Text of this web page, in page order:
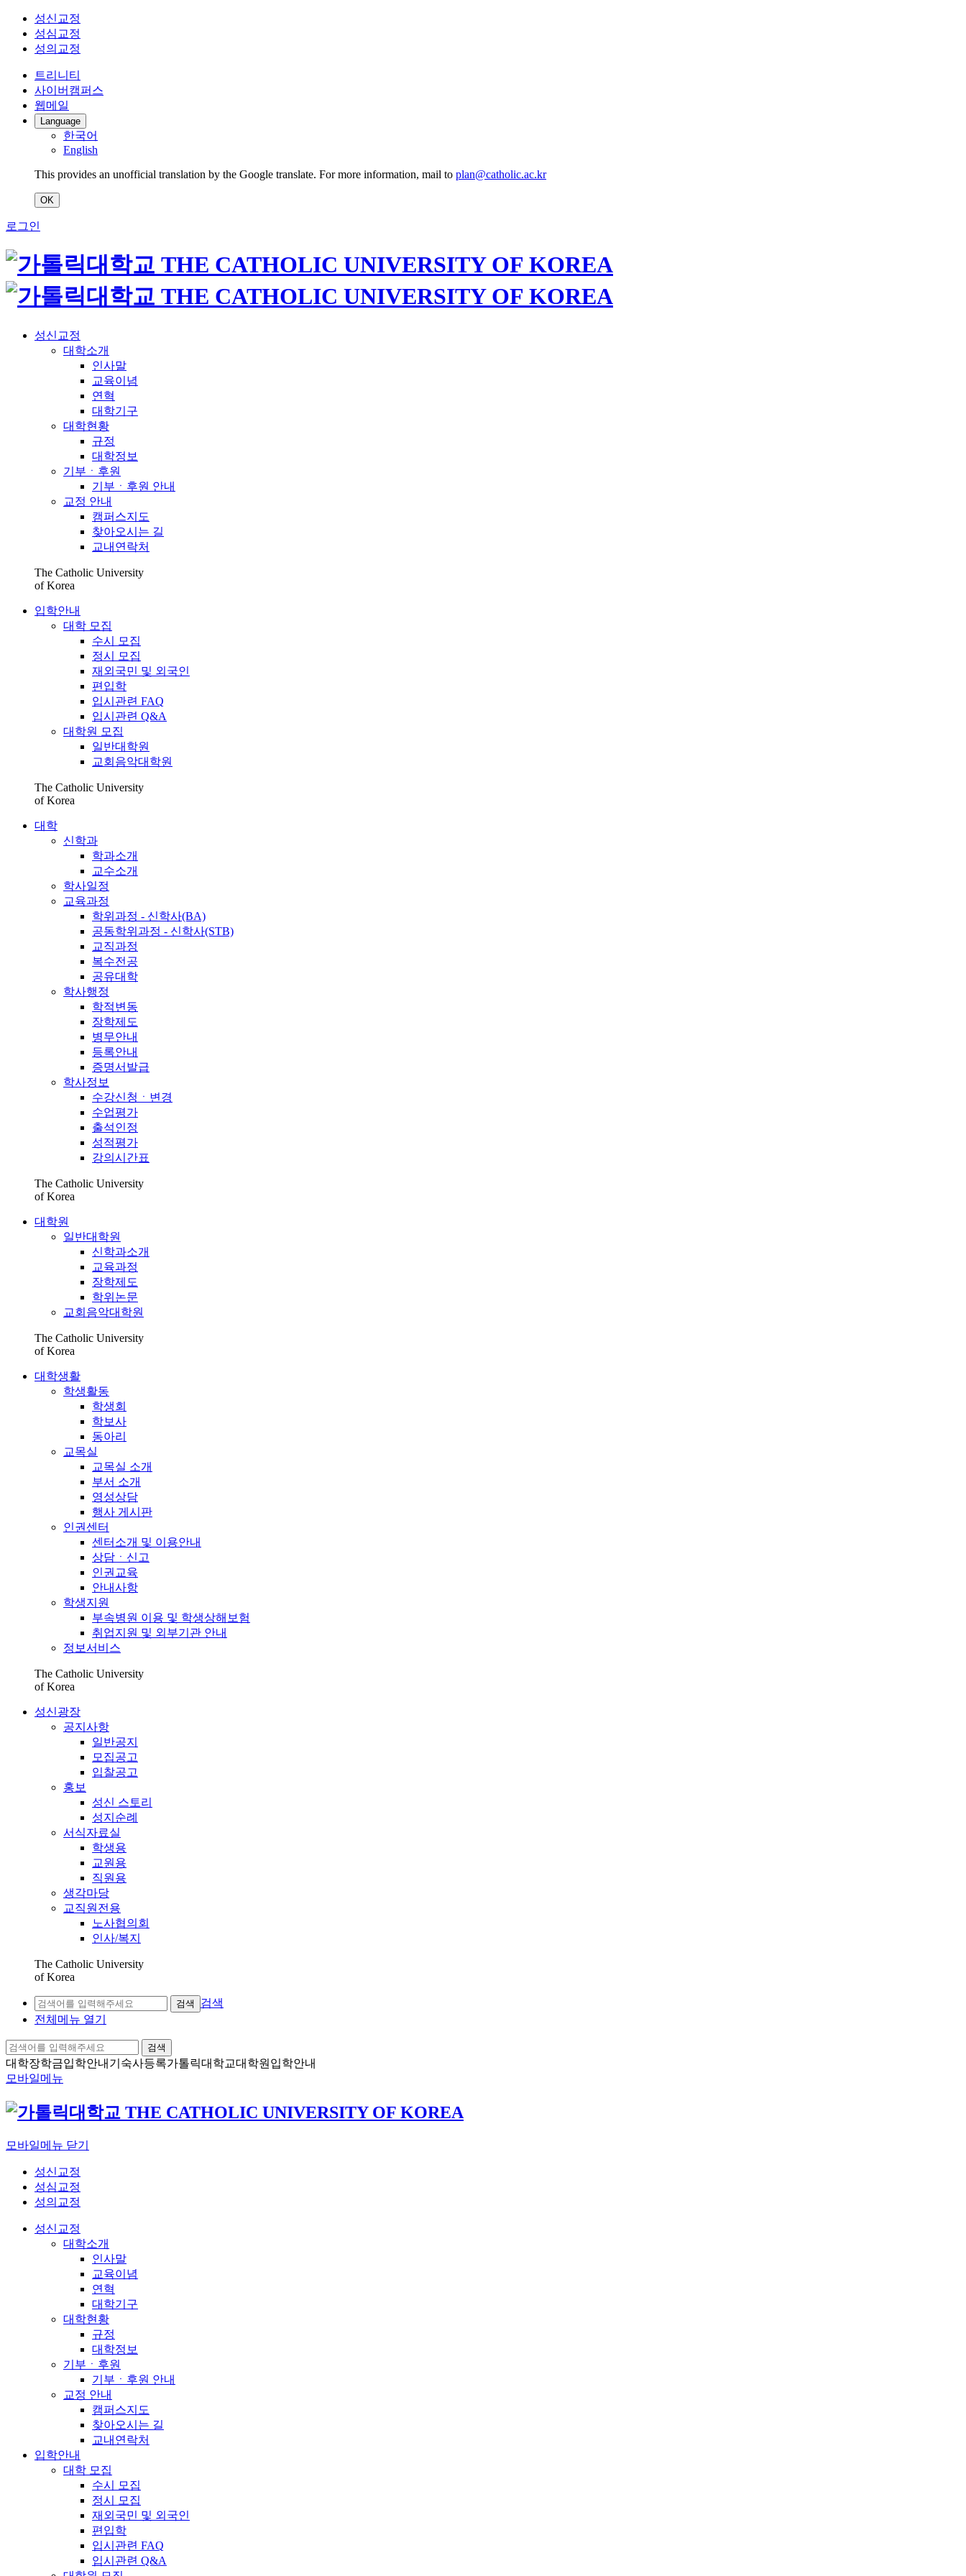
성신교정
성심교정
성의교정
트리니티
사이버캠퍼스
웹메일
Language
한국어
English
This provides an unofficial translation by the Google translate. For more information, mail to plan@catholic.ac.kr
OK
로그인
성신교정
대학소개
인사말
교육이념
연혁
대학기구
대학현황
규정
대학정보
기부ㆍ후원
기부ㆍ후원 안내
교정 안내
캠퍼스지도
찾아오시는 길
교내연락처
The Catholic University
of Korea
입학안내
대학 모집
수시 모집
정시 모집
재외국민 및 외국인
편입학
입시관련 FAQ
입시관련 Q&A
대학원 모집
일반대학원
교회음악대학원
The Catholic University
of Korea
대학
신학과
학과소개
교수소개
학사일정
교육과정
학위과정 - 신학사(BA)
공동학위과정 - 신학사(STB)
교직과정
복수전공
공유대학
학사행정
학적변동
장학제도
병무안내
등록안내
증명서발급
학사정보
수강신청ㆍ변경
수업평가
출석인정
성적평가
강의시간표
The Catholic University
of Korea
대학원
일반대학원
신학과소개
교육과정
장학제도
학위논문
교회음악대학원
The Catholic University
of Korea
대학생활
학생활동
학생회
학보사
동아리
교목실
교목실 소개
부서 소개
영성상담
행사 게시판
인권센터
센터소개 및 이용안내
상담ㆍ신고
인권교육
안내사항
학생지원
부속병원 이용 및 학생상해보험
취업지원 및 외부기관 안내
정보서비스
The Catholic University
of Korea
성신광장
공지사항
일반공지
모집공고
입찰공고
홍보
성신 스토리
성지순례
서식자료실
학생용
교원용
직원용
생각마당
교직원전용
노사협의회
인사/복지
The Catholic University
of Korea
검색
검색
전체메뉴 열기
검색
대학장학금입학안내 기숙사등록가톨릭대학교대학원입학안내
모바일메뉴
모바일메뉴 닫기
성신교정
성심교정
성의교정
성신교정
대학소개
인사말
교육이념
연혁
대학기구
대학현황
규정
대학정보
기부ㆍ후원
기부ㆍ후원 안내
교정 안내
캠퍼스지도
찾아오시는 길
교내연락처
입학안내
대학 모집
수시 모집
정시 모집
재외국민 및 외국인
편입학
입시관련 FAQ
입시관련 Q&A